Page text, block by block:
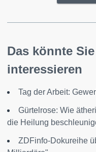
Das könnte
interessieren
Tag der Arbeit:
Gürtelrose: Wie
die Heilung
ZDFinfo-Dokureihe